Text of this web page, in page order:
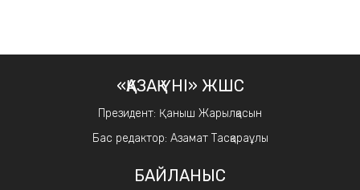
«ҚАЗАҚ ҮНІ» ЖШС
Президент: Қаныш Жарылқасын
Бас редактор: Азамат Тасқараұлы
БАЙЛАНЫС